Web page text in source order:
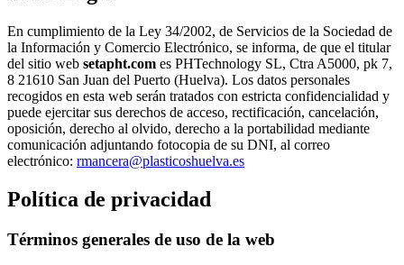
En cumplimiento de la Ley 34/2002, de Servicios de la Sociedad de
la Información y Comercio Electrónico, se informa, de que el titular
del sitio web setapht.com es PHTechnology SL, Ctra A5000, pk 7,
8 21610 San Juan del Puerto (Huelva). Los datos personales
recogidos en esta web serán tratados con estricta confidencialidad y
puede ejercitar sus derechos de acceso, rectificación, cancelación,
oposición, derecho al olvido, derecho a la portabilidad mediante
comunicación adjuntando fotocopia de su DNI, al correo
electrónico: rmancera@plasticoshuelva.es
Política de privacidad
Términos generales de uso de la web